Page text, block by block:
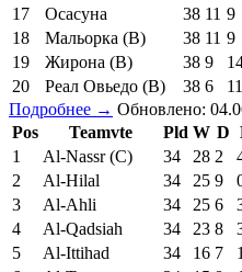
17
Осасуна 38 11 9
18
Мальорка (В) 38 11 9
19
Жирона (В) 38 9
20
Реал Овьедо (В) 38 6 11
Подробнее → Обновлено:
Pos
Teamvte Pld W D
1
Al-Nassr (C) 34 28 2
2
Al-Hilal 34 25 9
3
Al-Ahli 34 25 6
4
Al-Qadsiah 34 23 8
5
Al-Ittihad 34 16 7